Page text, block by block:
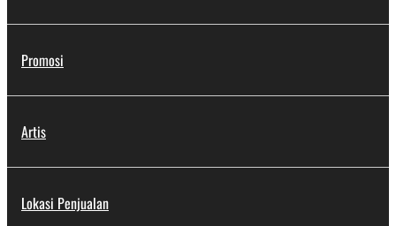
Promosi
Artis
Lokasi Penjualan